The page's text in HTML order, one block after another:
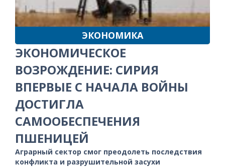
ЭКОНОМИКА
ЭКОНОМИЧЕСКОЕ
ВОЗРОЖДЕНИЕ: СИРИЯ
ВПЕРВЫЕ С НАЧАЛА ВОЙНЫ
ДОСТИГЛА
САМООБЕСПЕЧЕНИЯ
ПШЕНИЦЕЙ
Аграрный сектор смог преодолеть последствия
конфликта и разрушительной засухи